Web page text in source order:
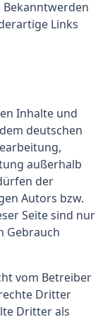
Bekanntwerden
Links
Inhalte und
deutschen
außerhalb
der
Autors bzw.
Seite sind nur
Gebrauch
vom Betreiber
Dritter
Dritter als